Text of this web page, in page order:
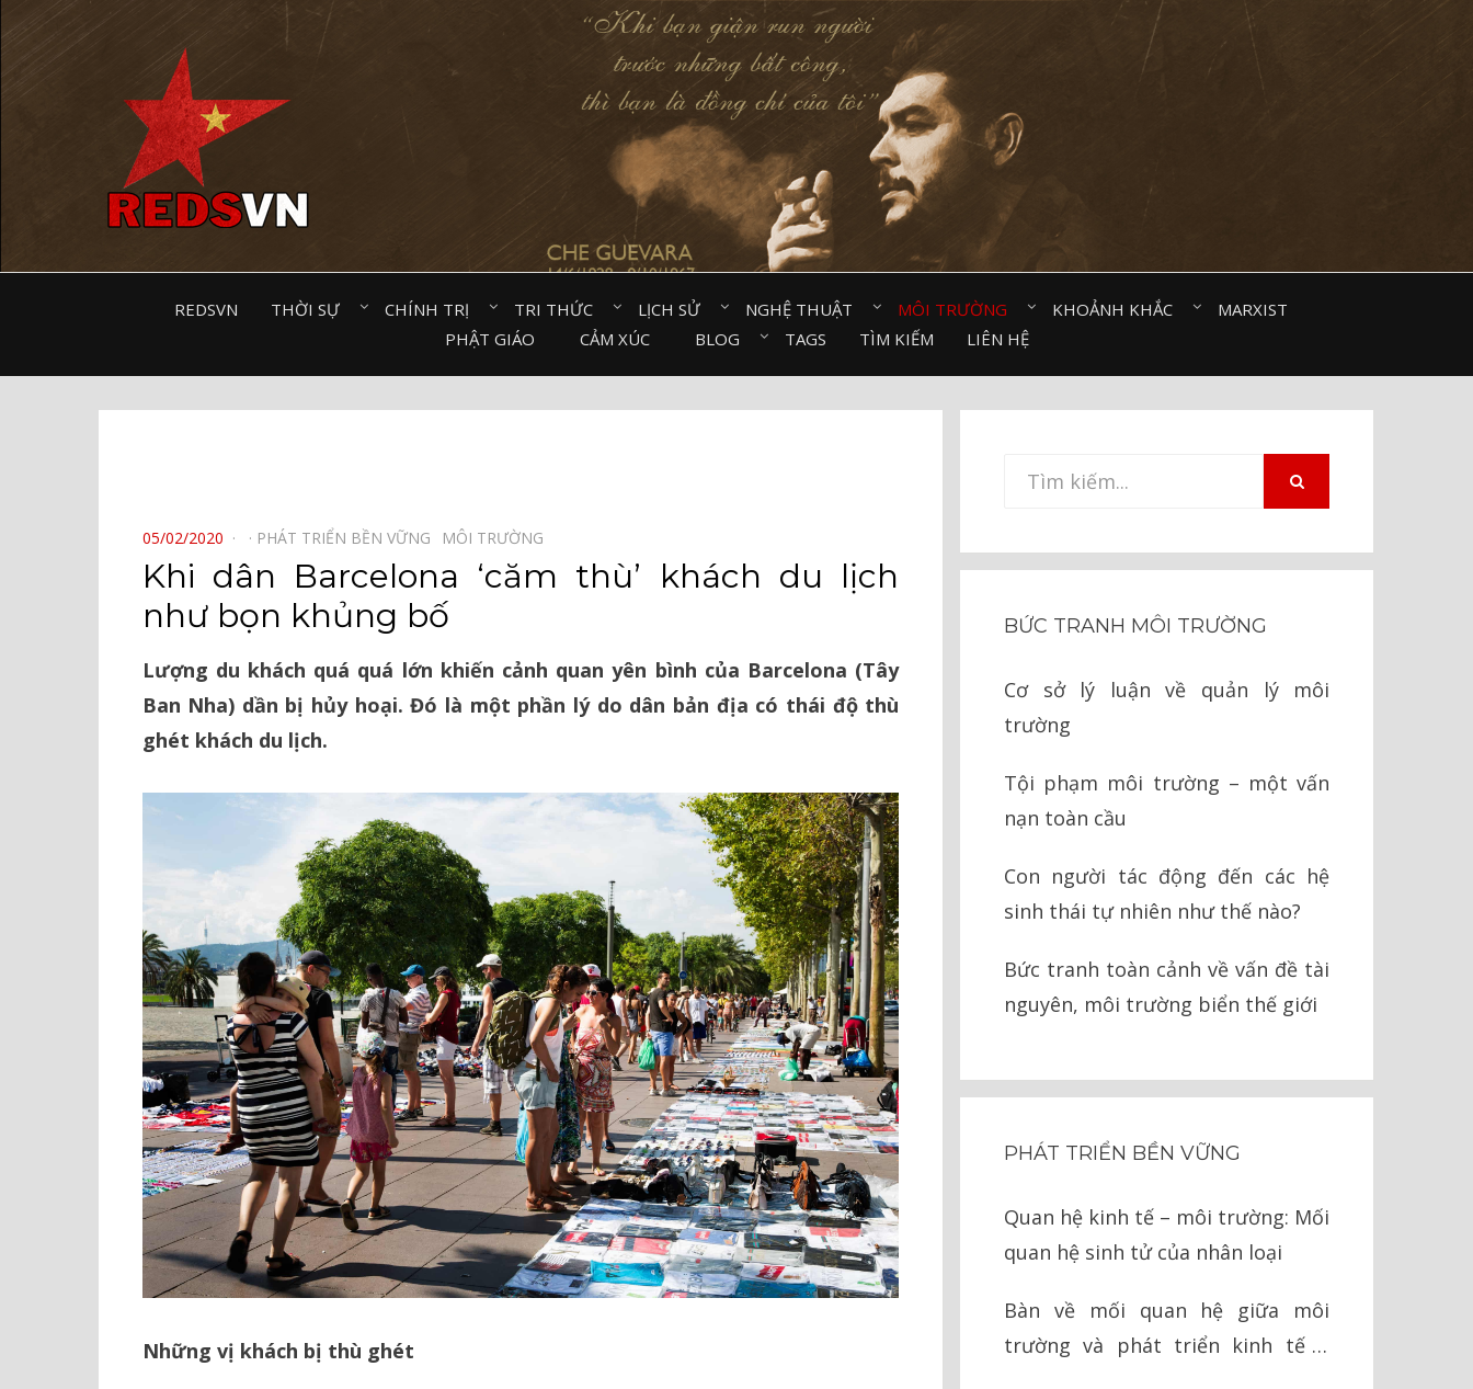
REDSVN THỜI SỰ⠀ CHÍNH TRỊ⠀ TRI THỨC⠀ LỊCH SỬ⠀ NGHỆ THUẬT⠀ MÔI TRƯỜNG⠀ KHOẢNH KHẮC⠀
MARXIST⠀
PHẬT GIÁO⠀
CẢM XÚC⠀ BLOG⠀ TAGS TÌM KIẾM LIÊN HỆ
POSTED
ON
05/02/2020 PHÁT TRIỂN BỀN VỮNG⠀ MÔI TRƯỜNG⠀
Khi dân Barcelona ‘căm thù’ khách du lịch
như bọn khủng bố
Lượng du khách quá quá lớn khiến cảnh quan yên bình của Barcelona (Tây
Ban Nha) dần bị hủy hoại. Đó là một phần lý do dân bản địa có thái độ thù
ghét khách du lịch.
Những vị khách bị thù ghét
Tìm
BỨC TRANH MÔI TRƯỜNG
Cơ sở lý luận về quản lý môi
trường
Tội phạm môi trường – một vấn
nạn toàn cầu
Con người tác động đến các hệ
sinh thái tự nhiên như thế nào?
Bức tranh toàn cảnh về vấn đề tài
nguyên, môi trường biển thế giới
PHÁT TRIỂN BỀN VỮNG
Quan hệ kinh tế – môi trường: Mối
quan hệ sinh tử của nhân loại
Bàn về mối quan hệ giữa môi
trường và phát triển kinh tế ở